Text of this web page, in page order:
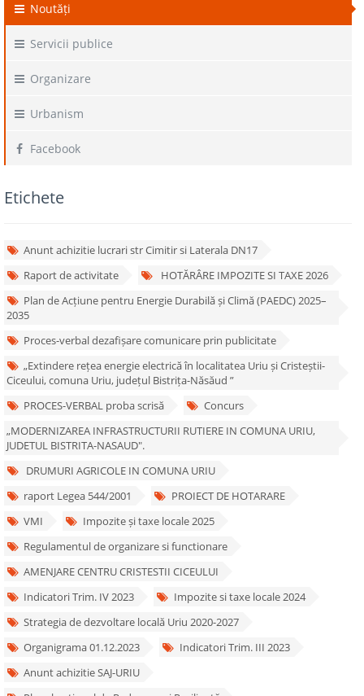
Noutăți
Servicii publice
Organizare
Urbanism
Facebook
Etichete
Anunt achizitie lucrari str Cimitir si Laterala DN17
Raport de activitate
HOTĂRÂRE IMPOZITE SI TAXE 2026
Plan de Acțiune pentru Energie Durabilă și Climă (PAEDC) 2025–
2035
Proces-verbal dezafișare comunicare prin publicitate
„Extindere rețea energie electrică în localitatea Uriu și Cristeștii-
Ciceului, comuna Uriu, județul Bistrița-Năsăud ”
PROCES-VERBAL proba scrisă
Concurs
„MODERNIZAREA INFRASTRUCTURII RUTIERE IN COMUNA URIU,
JUDETUL BISTRITA-NASAUD".
DRUMURI AGRICOLE IN COMUNA URIU
raport Legea 544/2001
PROIECT DE HOTARARE
VMI
Impozite și taxe locale 2025
Regulamentul de organizare si functionare
AMENJARE CENTRU CRISTESTII CICEULUI
Indicatori Trim. IV 2023
Impozite si taxe locale 2024
Strategia de dezvoltare locală Uriu 2020-2027
Organigrama 01.12.2023
Indicatori Trim. III 2023
Anunt achizitie SAJ-URIU